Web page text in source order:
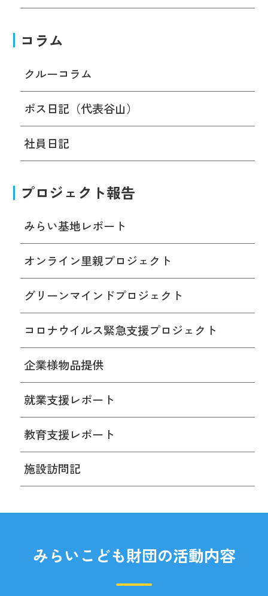
コラム
クルーコラム
ボス日記（代表谷山）
社員日記
プロジェクト報告
みらい基地レポート
オンライン里親プロジェクト
グリーンマインドプロジェクト
コロナウイルス緊急支援プロジェクト
企業様物品提供
就業支援レポート
教育支援レポート
施設訪問記
みらいこども財団の活動内容